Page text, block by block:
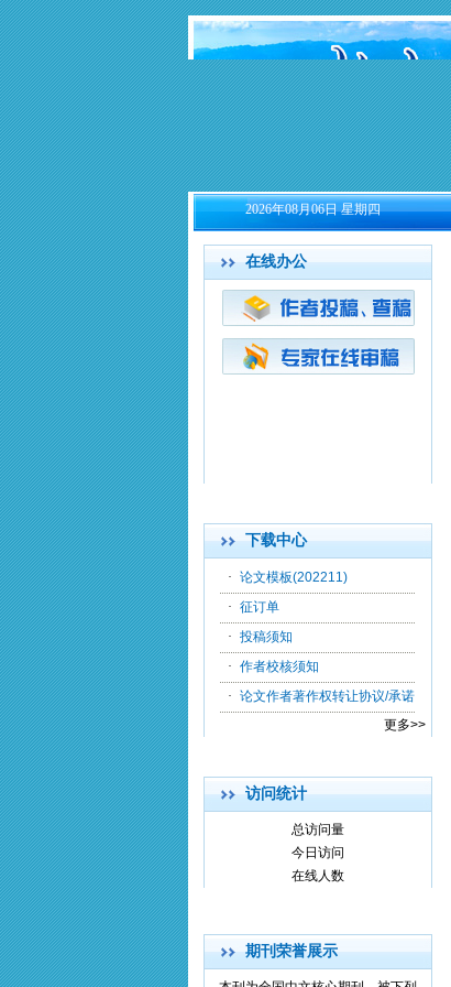
2026年08月06日 星期四
在线办公
下载中心
· 论文模板(202211)
· 征订单
· 投稿须知
· 作者校核须知
· 论文作者著作权转让协议/承诺
更多>>
访问统计
总访问量
今日访问
在线人数
期刊荣誉展示